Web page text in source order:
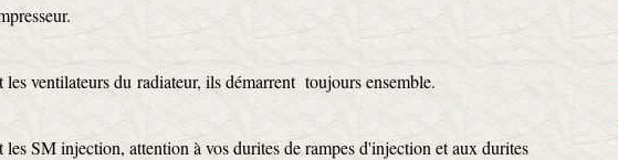
les ventilateurs du radiateur, ils démarrent toujours ensemble.
les SM injection, attention à vos durites de rampes d'injection et aux durites